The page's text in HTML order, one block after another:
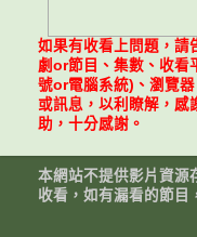
如果有收看上問題，請
劇or節目、集數、收看
號or電腦系統)、瀏覽
或訊息，以利瞭解，感
助，十分感謝。
本網站不提供影片資源
收看，如有漏看的節目